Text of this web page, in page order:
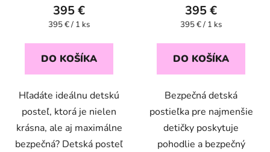
395 €
Jednotková
395 € / 1 ks
DO KOŠÍKA
Hľadáte ideálnu detskú
posteľ, ktorá je nielen
krásna, ale aj maximálne
bezpečná? Detská posteľ
395 €
Jednotková
395 € / 1 ks
DO KOŠÍKA
Bezpečná detská
postieľka pre najmenšie
detičky poskytuje
pohodlie a bezpečný